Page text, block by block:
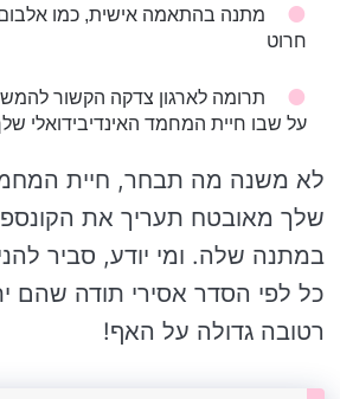
מתנה בהתאמה אישית, כמו אלבום
חרוט
תרומה לארגון צדקה הקשור
על שבו חיית המחמד האינדיבידואלי
לא משנה מה תבחר, חיית המחמד
שלך מאובטח תעריך את
במתנה שלה. ומי יודע, סביר
כל לפי הסדר אסירי תודה שהם
רטובה גדולה על האף!